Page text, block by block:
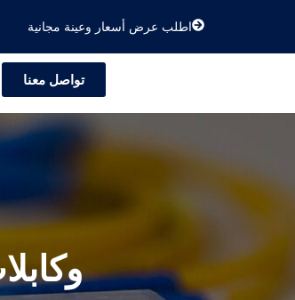
اطلب عرض أسعار وعينة مجانية
تواصل معنا
فك رموز كابلات MPO وكابلات القطع معضلة الشبكات